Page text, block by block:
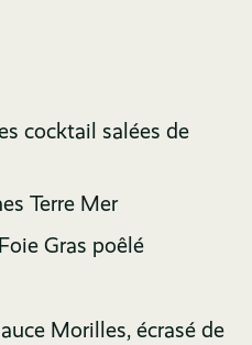
cocktail salées de
Terre Mer
Gras poêlé
Morilles, écrasé de